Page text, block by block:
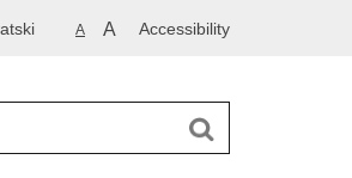
A A Accessibility